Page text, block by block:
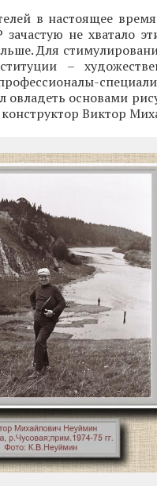
в настоящее
зачастую не хватало
Для
–
овладеть основами
конструктор Виктор